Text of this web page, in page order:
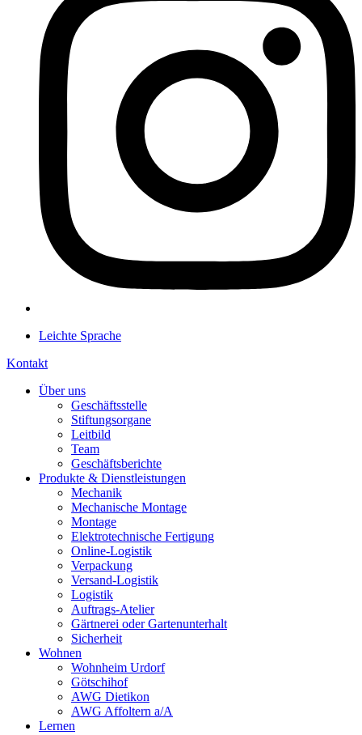
Leichte Sprache
Kontakt
Über uns
Geschäftsstelle
Stiftungsorgane
Leitbild
Team
Geschäftsberichte
Produkte & Dienstleistungen
Mechanik
Mechanische Montage
Montage
Elektrotechnische Fertigung
Online-Logistik
Verpackung
Versand-Logistik
Logistik
Auftrags-Atelier
Gärtnerei oder Gartenunterhalt
Sicherheit
Wohnen
Wohnheim Urdorf
Götschihof
AWG Dietikon
AWG Affoltern a/A
Lernen